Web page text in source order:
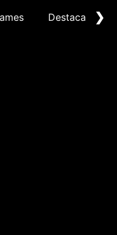
Destacat ❯